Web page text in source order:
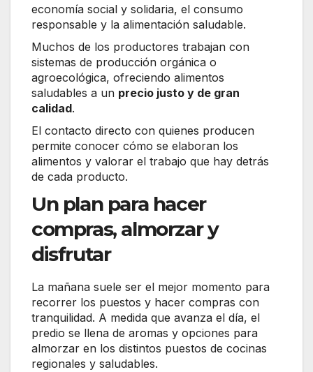
economía social y solidaria, el consumo
responsable y la alimentación saludable.
Muchos de los productores trabajan con
sistemas de producción orgánica o
agroecológica, ofreciendo alimentos
saludables a un precio justo y de gran
calidad.
El contacto directo con quienes producen
permite conocer cómo se elaboran los
alimentos y valorar el trabajo que hay detrás
de cada producto.
Un plan para hacer
compras, almorzar y
disfrutar
La mañana suele ser el mejor momento para
recorrer los puestos y hacer compras con
tranquilidad. A medida que avanza el día, el
predio se llena de aromas y opciones para
almorzar en los distintos puestos de cocinas
regionales y saludables.